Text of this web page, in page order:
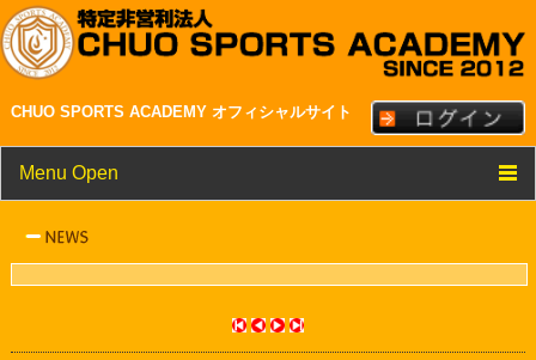
CHUO SPORTS ACADEMY オフィシャルサイト
Menu Open